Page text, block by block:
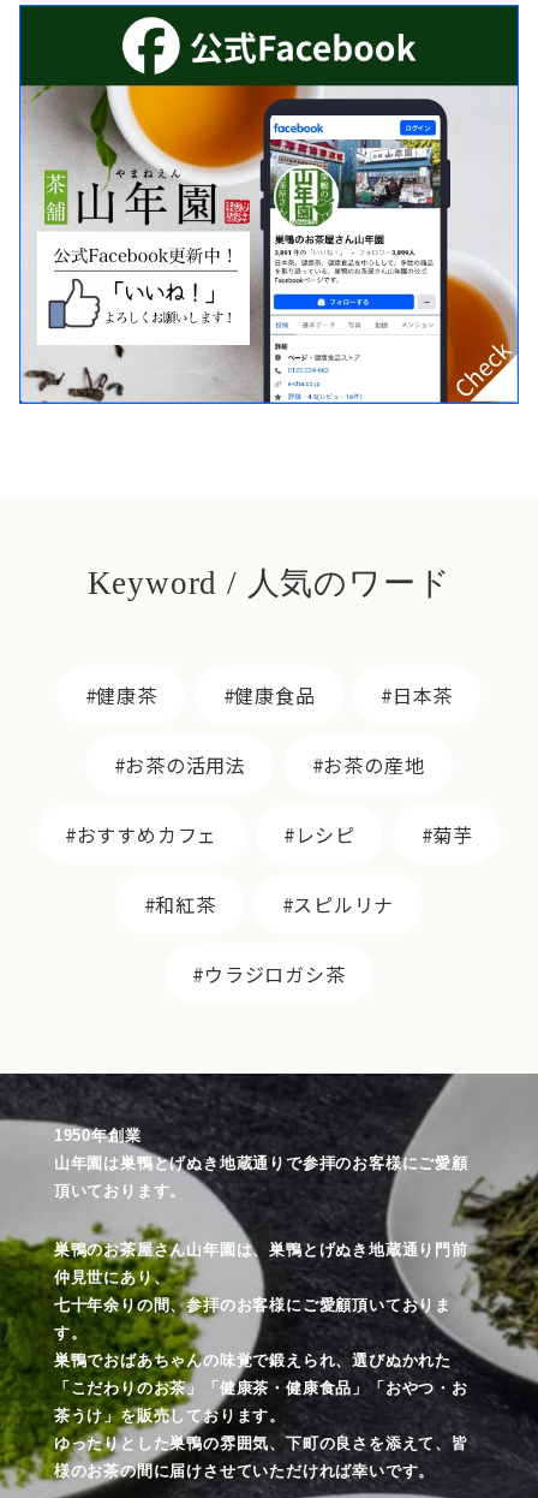
Keyword / 人気のワード
健康茶 健康食品 日本茶
お茶の活用法 お茶の産地
おすすめカフェ レシピ 菊芋
和紅茶 スピルリナ
ウラジロガシ茶
1950年創業
山年園は巣鴨とげぬき地蔵通りで参拝のお客様にご愛顧
頂いております。
巣鴨のお茶屋さん山年園は、巣鴨とげぬき地蔵通り門前
仲見世にあり、
七十年余りの間、参拝のお客様にご愛顧頂いておりま
す。
巣鴨でおばあちゃんの味覚で鍛えられ、選びぬかれた
「こだわりのお茶」「健康茶・健康食品」「おやつ・お
茶うけ」を販売しております。
ゆったりとした巣鴨の雰囲気、下町の良さを添えて、皆
様のお茶の間に届けさせていただければ幸いです。